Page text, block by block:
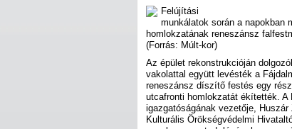
Felújítási
munkálatok során a napokban
homlokzatának reneszánsz
(Forrás: Múlt-kor)
Az épület rekonstrukcióján
vakolattal együtt levésték a
reneszánsz díszítő festés egy
utcafronti homlokzatát ékítették. A
igazgatóságának vezetője,
Kulturális Örökségvédelmi